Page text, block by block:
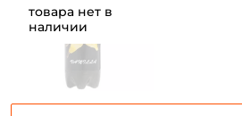
товара нет в
наличии
Создать аккаунт